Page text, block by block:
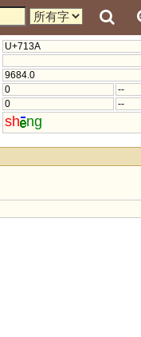
U+713A
9684.0
0
--
0
--
sh ng